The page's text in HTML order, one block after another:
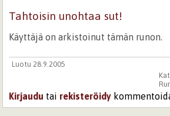
Tahtoisin unohtaa sut!
Käyttäjä on arkistoinut tämän runon.
Luotu 28.9.2005
Kirjaudu tai rekisteröidy